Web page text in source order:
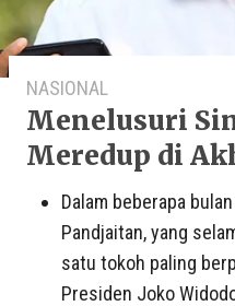
NASIONAL
Menelusuri
Meredup di
Dalam beberapa
Pandjaitan, yang
satu tokoh paling
Presiden Joko